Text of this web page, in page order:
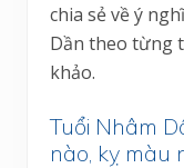
chia sẻ về ý
Dần theo từng
khảo.
Tuổi Nhâm
nào, kỵ màu